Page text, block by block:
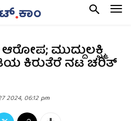
ಮುದ್ದುಲಕ್ಷ್ಮಿ
ಕಿರುತೆರೆ ನಟ ಚರಿತ್
2024, 06:12 pm